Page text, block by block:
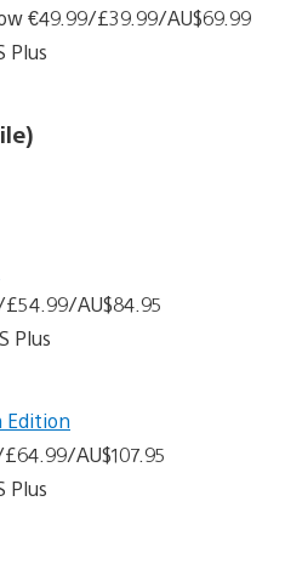
€49.99/£39.99/AU$69.99
Plus
AU$84.95
Plus
Edition
AU$107.95
Plus